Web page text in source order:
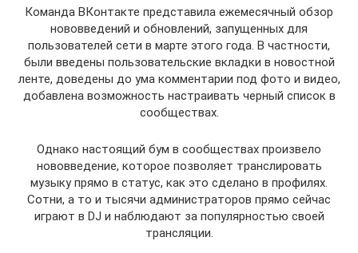
Команда ВКонтакте представила ежемесячный обзор
нововведений и обновлений, запущенных для
пользователей сети в марте этого года. В частности,
были введены пользовательские вкладки в новостной
ленте, доведены до ума комментарии под фото и видео,
добавлена возможность настраивать черный список в
сообществах.
Однако настоящий бум в сообществах произвело
нововведение, которое позволяет транслировать
музыку прямо в статус, как это сделано в профилях.
Сотни, а то и тысячи администраторов прямо сейчас
играют в DJ и наблюдают за популярностью своей
трансляции.